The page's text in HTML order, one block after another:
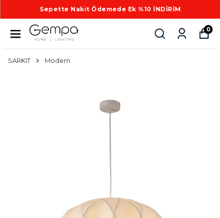
Sepette Nakit Ödemede Ek %10 İNDİRİM
0
SARKIT Modern